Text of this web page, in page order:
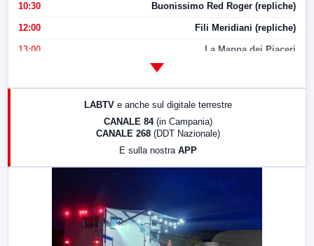
10:30 Buonissimo Red Roger (repliche)
12:00 Fili Meridiani (repliche)
13:00 La Mappa dei Piaceri
LABTV e anche sul digitale terrestre
CANALE 84 (in Campania)
CANALE 268 (DDT Nazionale)
E sulla nostra APP